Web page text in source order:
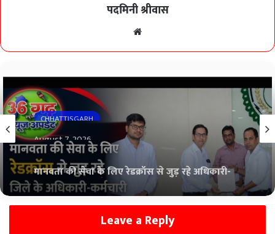
पदमिनी श्रीवास
CHHATTISGARH
August 7, 2026
मानवता की सेवा के लिए रेडक्रॉस से जुड़ रहे अधिकारी-
कर्मचारी, धरसींवा के 117 कर्मचारियों ने ली आजीवन
सदस्यता
Leave a Reply